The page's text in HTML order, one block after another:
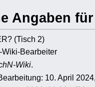
Angaben
(Tisch 2)
Bearbeiter
Wiki.
10. April